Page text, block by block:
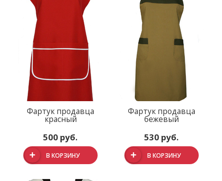
Фартук продавца
красный
500 руб.
В КОРЗИНУ
Фартук продавца
бежевый
530 руб.
В КОРЗИНУ